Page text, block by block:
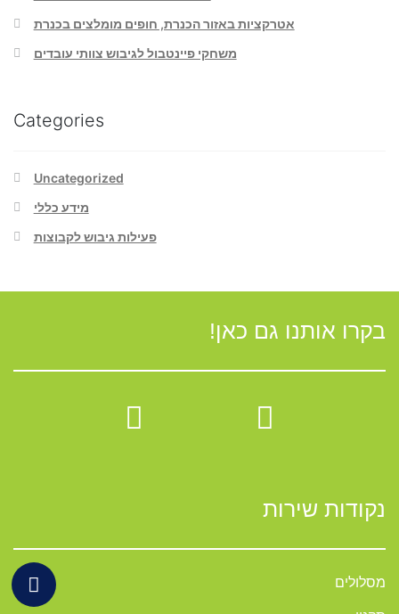
אטרקציות באזור הכנרת, חופים מומלצים בכנרת
משחקי פיינטבול לגיבוש צוותי עובדים
Categories
Uncategorized
מידע כללי
פעילות גיבוש לקבוצות
בקרו אותנו גם כאן!
נקודות שירות
מסלולים